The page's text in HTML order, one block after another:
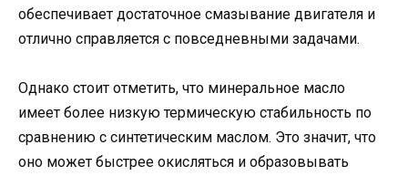
обеспечивает достаточное смазывание двигателя и
отлично справляется с повседневными задачами.
Однако стоит отметить, что минеральное масло
имеет более низкую термическую стабильность по
сравнению с синтетическим маслом. Это значит, что
оно может быстрее окисляться и образовывать